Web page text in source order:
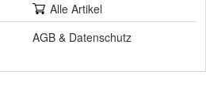
Alle Artikel
AGB & Datenschutz